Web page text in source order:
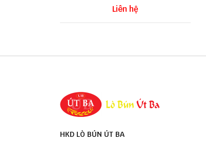
Liên hệ
HKD LÒ BÚN ÚT BA